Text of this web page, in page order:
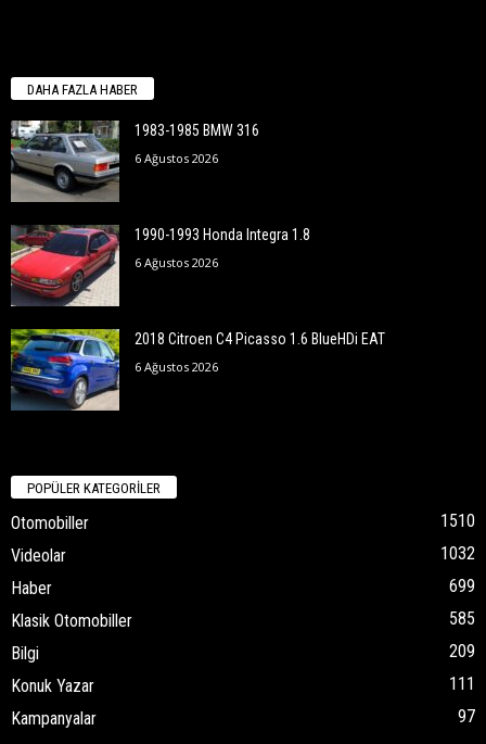
DAHA FAZLA HABER
1983-1985 BMW 316
6 Ağustos 2026
1990-1993 Honda Integra 1.8
6 Ağustos 2026
2018 Citroen C4 Picasso 1.6 BlueHDi EAT
6 Ağustos 2026
POPÜLER KATEGORİLER
Otomobiller
1510
Videolar
1032
Haber
699
Klasik Otomobiller
585
Bilgi
209
Konuk Yazar
111
Kampanyalar
97